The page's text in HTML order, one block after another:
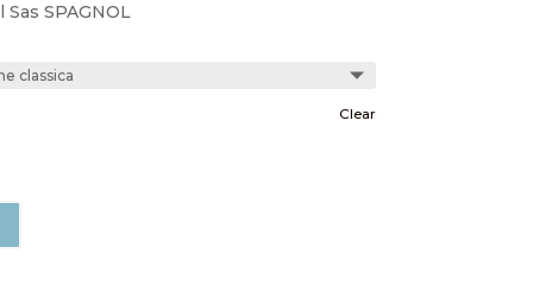
Sas SPAGNOL
Clear